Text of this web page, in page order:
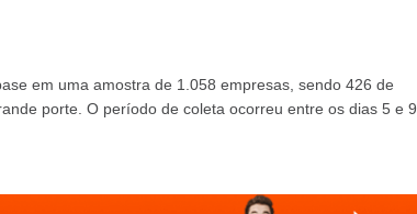
em uma amostra de 1.058 empresas, sendo 426 de
porte. O período de coleta ocorreu entre os dias 5 e 9